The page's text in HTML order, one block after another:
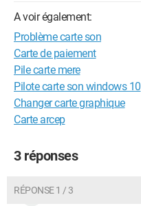
A voir également:
Problème carte son
Carte de paiement
Pile carte mere
Pilote carte son windows 10
Changer carte graphique
Carte arcep
3 réponses
RÉPONSE 1 / 3